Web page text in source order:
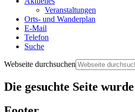
Veranstaltungen
Orts- und Wanderplan
E-Mail
Telefon
Suche
Webseite durchsuchen
Die gesuchte Seite